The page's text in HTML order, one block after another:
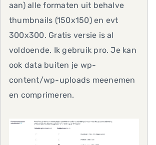
aan) alle formaten uit behalve
thumbnails (150x150) en evt
300x300. Gratis versie is al
voldoende. Ik gebruik pro. Je kan
ook data buiten je wp-
content/wp-uploads meenemen
en comprimeren.